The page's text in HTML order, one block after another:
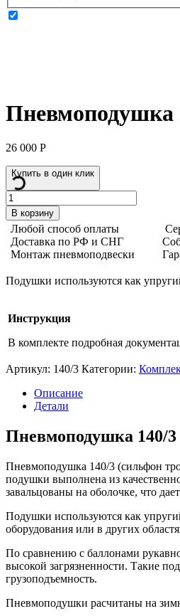
Пневмоподушка
26 000 Р
Купить в один клик
Количество
товара
Пневмоподушка
140/3
(сильфон
тройной
Aride
В корзину
Любой способ оплаты
Доставка по РФ и СНГ
Монтаж пневмоподвески
Подушки используются как
Инструкция
В комплекте подробная
Артикул: 140/3 Категории:
Описание
Детали
Пневмоподушка 140/
Пневмоподушка 140/3 (сильфон
подушки выполнена из
завальцованы на оболочке, что
Подушки используются как
оборудования или в других
По сравнению с баллонами
высокой загрязненности. Такие
грузоподъемность.
Пневмоподушки расчитаны на